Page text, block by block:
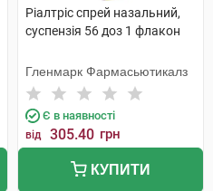
Ріалтріс спрей назальний,
суспензія 56 доз 1 флакон
Гленмарк Фармасьютикалз
Є в наявності
від 305.40 грн
КУПИТИ